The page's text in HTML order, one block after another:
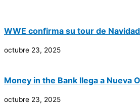
WWE confirma su tour de Navidad
octubre 23, 2025
Money in the Bank llega a Nueva
octubre 23, 2025